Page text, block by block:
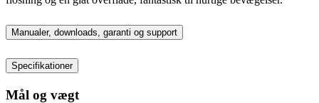
Manualer, downloads, garanti og support
Specifikationer
Mål og vægt